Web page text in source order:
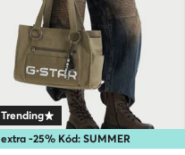
extra -25% Kód: SUMMER
Trending